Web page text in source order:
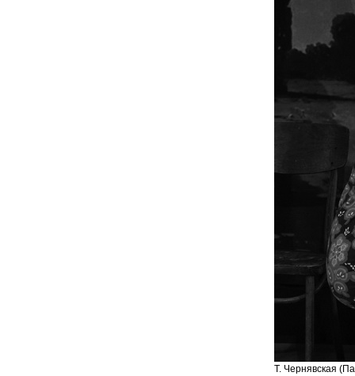
Т. Чернявская